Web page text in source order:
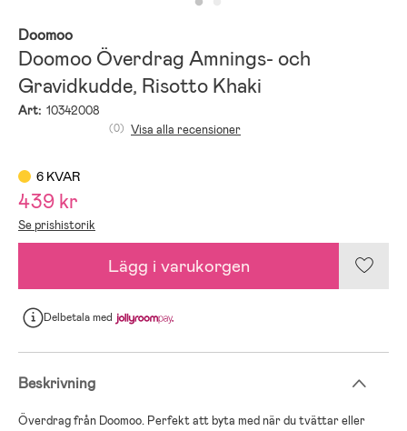
Doomoo
Doomoo Överdrag Amnings- och
Gravidkudde, Risotto Khaki
Art: 10342008
(0) Visa alla recensioner
6 KVAR
439 kr
Se prishistorik
Lägg i varukorgen
Delbetalamed
Beskrivning
Överdrag från Doomoo. Perfekt att byta med när du tvättar eller